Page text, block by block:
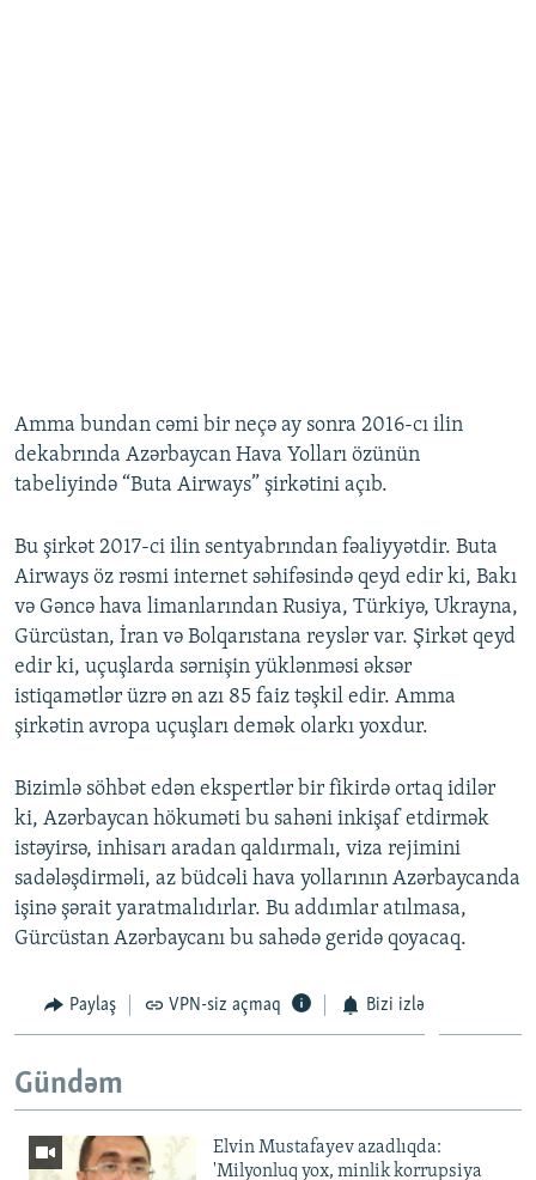
Amma bundan cəmi bir neçə ay sonra 2016-cı ilin
dekabrında Azərbaycan Hava Yolları özünün
tabeliyində “Buta Airways” şirkətini açıb.
Bu şirkət 2017-ci ilin sentyabrından fəaliyyətdir. Buta
Airways öz rəsmi internet səhifəsində qeyd edir ki, Bakı
və Gəncə hava limanlarından Rusiya, Türkiyə, Ukrayna,
Gürcüstan, İran və Bolqarıstana reyslər var. Şirkət qeyd
edir ki, uçuşlarda sərnişin yüklənməsi əksər
istiqamətlər üzrə ən azı 85 faiz təşkil edir. Amma
şirkətin avropa uçuşları demək olarkı yoxdur.
Bizimlə söhbət edən ekspertlər bir fikirdə ortaq idilər
ki, Azərbaycan hökuməti bu sahəni inkişaf etdirmək
istəyirsə, inhisarı aradan qaldırmalı, viza rejimini
sadələşdirməli, az büdcəli hava yollarının Azərbaycanda
işinə şərait yaratmalıdırlar. Bu addımlar atılmasa,
Gürcüstan Azərbaycanı bu sahədə geridə qoyacaq.
Paylaş VPN-siz açmaq Bizi izlə
Gündəm
Elvin Mustafayev azadlıqda:
'Milyonluq yox, minlik korrupsiya